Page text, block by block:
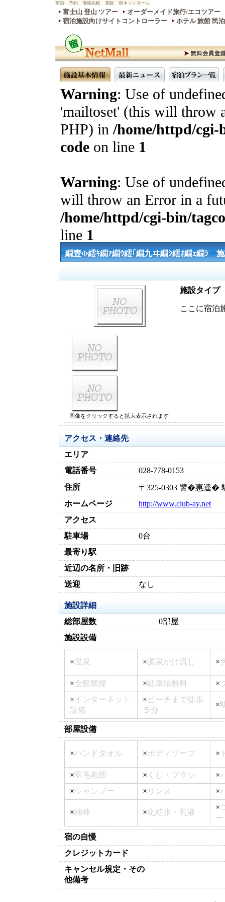
宿泊 予約 価格比較 直販 宿ネットモール
富士山 登山 ツアー
オーダーメイド旅行/エコツアー
宿泊施設向けサイトコントローラー
ホテル 旅館 民
Warning: Use of
'mailtoset' (this will throw
PHP) in/home/httpd/cgi-
code on line 1
Warning: Use of
will throw an Error in a
/home/httpd/cgi-bin/
line 1
繝壹Φ繧ｷ繝ｧ繝ｳ繧｢繝九ヰ繝ｼ繧ｵ繝ｪ繝ｼ
施設タイプ
ここに宿泊
画像をクリックすると拡大表示されます
アクセス・連絡先
エリア
電話番号
028-778-0153
住所
〒325-0303 譬�惠逵�
ホームページ
http://www.club-ay.net
アクセス
駐車場
0台
最寄り駅
近辺の名所・旧跡
送迎
なし
施設詳細
総部屋数
0部屋
施設設備
×温泉 ×源泉かけ流し ×
×全館禁煙 ×駐車場無料 ×
×インターネット
設備
× ビーチまで徒歩
５分
×
部屋設備
×ハンドタオル ×ボディソープ ×
×羽毛布団 × くし・ブラシ ×
×シャンプー × リンス ×
×綿棒 ×化粧水・乳液
×
ー
宿の自慢
クレジットカード
キャンセル規定・その
他備考